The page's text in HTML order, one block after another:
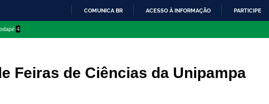
O
COMUNICA BR ACESSO À INFORMAÇÃO PARTICIPE
4
Feiras de Ciências da Unipampa